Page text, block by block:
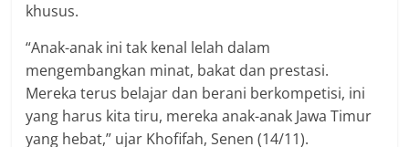
khusus.
“Anak-anak ini tak kenal lelah dalam
mengembangkan minat, bakat dan prestasi.
Mereka terus belajar dan berani berkompetisi, ini
yang harus kita tiru, mereka anak-anak Jawa Timur
yang hebat,” ujar Khofifah, Senen (14/11).